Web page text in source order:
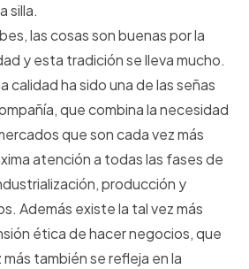
silla.
las cosas son buenas por la
y esta tradición se lleva mucho.
calidad ha sido una de las señas
que combina la necesidad
que son cada vez más
atención a todas las fases de
producción y
Además existe la tal vez más
ética de hacer negocios, que
también se refleja en la